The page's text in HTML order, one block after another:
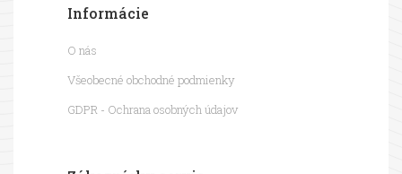
Informácie
O nás
Všeobecné obchodné podmienky
GDPR - Ochrana osobných údajov